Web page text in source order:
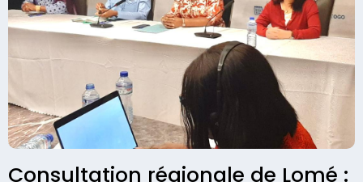
Consultation régionale de Lomé :